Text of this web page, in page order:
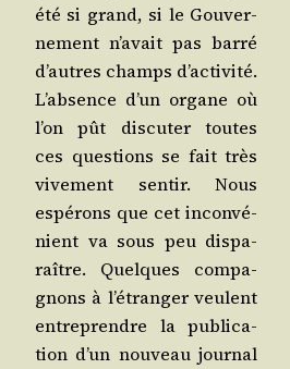
été si grand, si le Gou­ver­
ne­ment n’a­vait pas bar­ré
d’autres champs d’ac­ti­vi­té.
L’ab­sence d’un organe où
l’on pût dis­cu­ter toutes
ces ques­tions se fait très
vive­ment sen­tir. Nous
espé­rons que cet incon­vé­
nient va sous peu dis­pa­
raître. Quelques com­pa­
gnons à l’é­tran­ger veulent
entre­prendre la publi­ca­
tion d’un nou­veau jour­nal